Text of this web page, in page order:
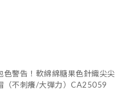
色警告！軟綿綿糖果色針織尖尖
（不刺癢/大彈力）CA25059